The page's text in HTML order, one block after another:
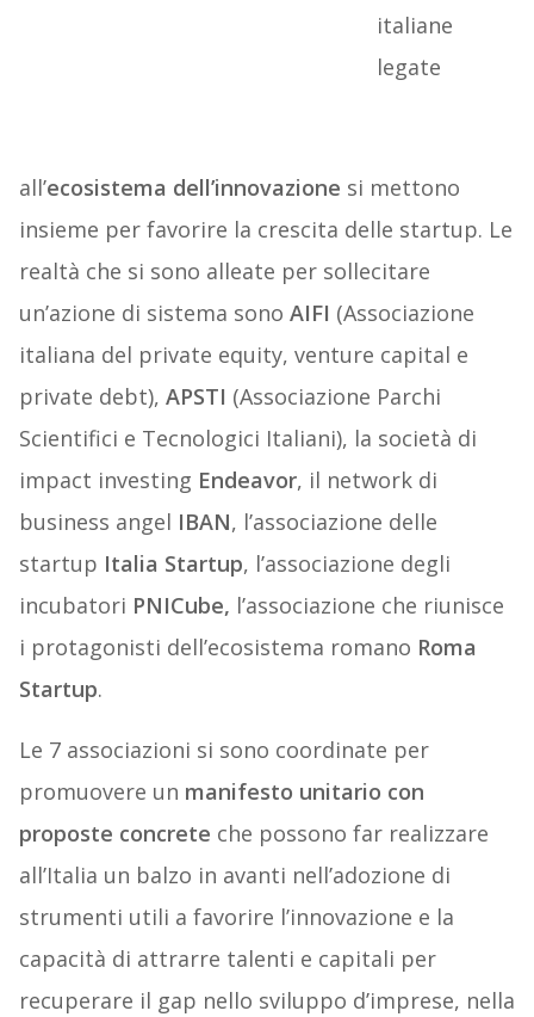
italiane
legate
all’ecosistema dell’innovazione si mettono
insieme per favorire la crescita delle startup. Le
realtà che si sono alleate per sollecitare
un’azione di sistema sono AIFI (Associazione
italiana del private equity, venture capital e
private debt), APSTI (Associazione Parchi
Scientifici e Tecnologici Italiani), la società di
impact investing Endeavor, il network di
business angel IBAN, l’associazione delle
startup Italia Startup, l’associazione degli
incubatori PNICube, l’associazione che riunisce
i protagonisti dell’ecosistema romano Roma
Startup.
Le 7 associazioni si sono coordinate per
promuovere un manifesto unitario con
proposte concrete che possono far realizzare
all’Italia un balzo in avanti nell’adozione di
strumenti utili a favorire l’innovazione e la
capacità di attrarre talenti e capitali per
recuperare il gap nello sviluppo d’imprese, nella